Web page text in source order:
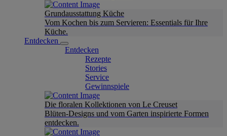
Grundausstattung Küche
Vom Kochen bis zum Servieren: Essentials für Ihre
Küche.
Entdecken
Entdecken
Rezepte
Stories
Service
Gewinnspiele
Die floralen Kollektionen von Le Creuset
Blüten-Designs und vom Garten inspirierte Formen
entdecken.